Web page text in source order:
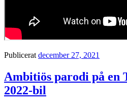
Publicerat december 27, 2021
Ambitiös parodi på en
2022-bil